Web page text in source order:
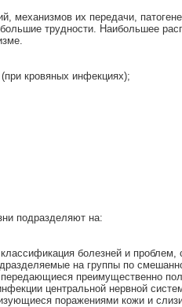
механизмов их передачи,
трудности. Наибольшее
кровяных инфекциях);
подразделяют на:
болезней и
на группы по
преимущественно
центральной нервной
поражениями кожи и